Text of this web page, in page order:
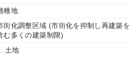
種地
街化調整区域 (市街化を抑制し再建築を
む多くの建築制限)
土地